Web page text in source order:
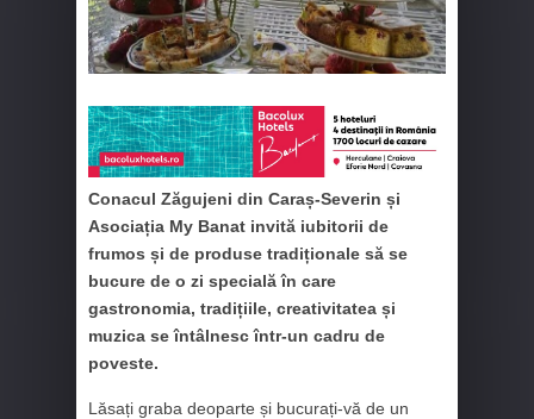
Conacul Zăgujeni din Caraș-Severin și
Asociația My Banat invită iubitorii de
frumos și de produse tradiționale să se
bucure de o zi specială în care
gastronomia, tradițiile, creativitatea și
muzica se întâlnesc într-un cadru de
poveste.
Lăsați graba deoparte și bucurați-vă de un